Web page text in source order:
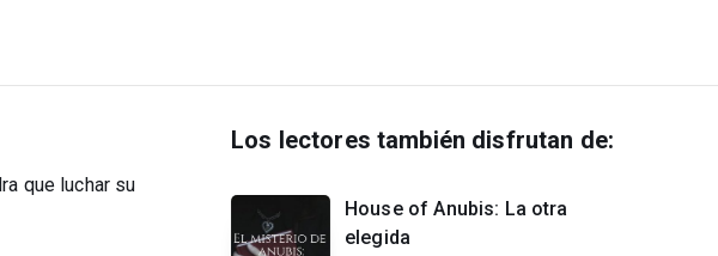
que luchar su
Los lectores también disfrutan de:
House of Anubis: La otra
elegida